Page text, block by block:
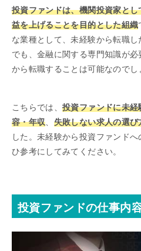
投資ファンドは、機関投資家と
益を上げることを目的とした組織
な業種として、未経験から転職し
でも、金融に関する専門知識が
から転職することは可能なのでし
こちらでは、投資ファンドに未
容・年収、 失敗しない求人の選び
した。未経験から投資ファンド
ひ参考にしてみてください。
投資ファンドの仕事内